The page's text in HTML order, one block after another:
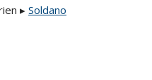
▸ Soldano